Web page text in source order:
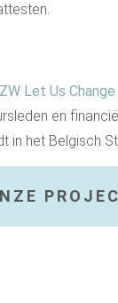
Let Us
en
in het Belgisch